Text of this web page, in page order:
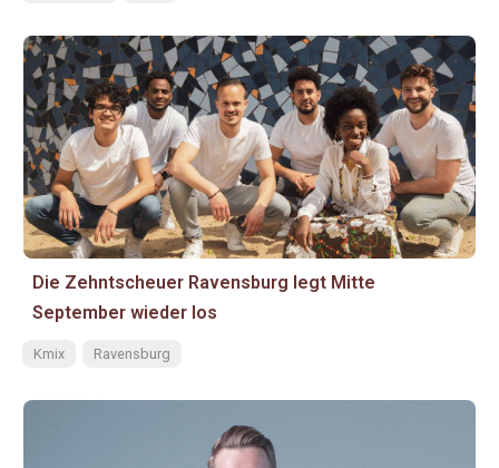
Die Zehntscheuer Ravensburg legt Mitte
September wieder los
Kmix Ravensburg